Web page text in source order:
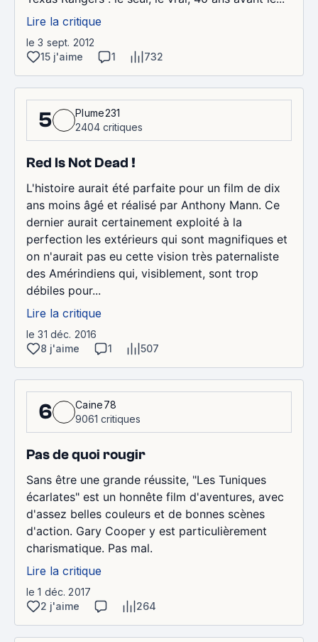
Lire la critique
le 3 sept. 2012
15 j'aime
1 732
5
Plume231
2404 critiques
Red Is Not Dead !
L'histoire aurait été parfaite pour un film de dix
ans moins âgé et réalisé par Anthony Mann. Ce
dernier aurait certainement exploité à la
perfection les extérieurs qui sont magnifiques et
on n'aurait pas eu cette vision très paternaliste
des Amérindiens qui, visiblement, sont trop
débiles pour...
Lire la critique
le 31 déc. 2016
8 j'aime
1 507
6
Caine78
9061 critiques
Pas de quoi rougir
Sans être une grande réussite, "Les Tuniques
écarlates" est un honnête film d'aventures, avec
d'assez belles couleurs et de bonnes scènes
d'action. Gary Cooper y est particulièrement
charismatique. Pas mal.
Lire la critique
le 1 déc. 2017
2 j'aime
264